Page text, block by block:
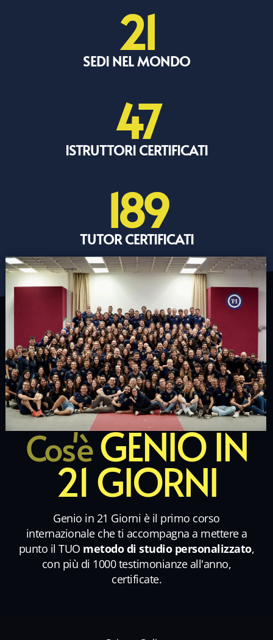
SEDI NEL MONDO
21
ISTRUTTORI CERTIFICATI
47
TUTOR CERTIFICATI
189
Cos'èGENIO IN
21 GIORNI
Genio in 21 Giorni è il primo corso
internazionale che ti accompagna a mettere a
punto il TUO metodo di studio personalizzato,
con più di 1000 testimonianze all'anno,
certificate.